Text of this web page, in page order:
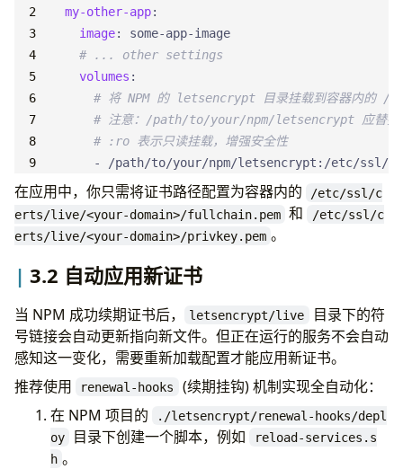
my-other-app:
image:
some-app-image
# ... other settings
volumes :
# 将 NPM 的 letsencrypt 目录挂载到容器内的
# 注意：/path/to/your/npm/letsencrypt 应替换
# :ro 表示只读挂载，增强安全性
- /path/to/your/npm/letsencrypt:/etc/ssl/
在应用中，你只需将证书路径配置为容器内的
/etc/ssl/c
erts/live/<your-domain>/fullchain.pem 和
/etc/ssl/c
erts/live/<your-domain>/privkey.pem 。
3.2 自动应用新证书
当 NPM 成功续期证书后， letsencrypt/live
目录下的符
号链接会自动更新指向新文件。但正在运行的服务不会自动
感知这一变化，需要重新加载配置才能应用新证书。
推荐使用
renewal-hooks
(续期挂钩) 机制实现全自动化：
在 NPM 项目的
./letsencrypt/renewal-hooks/depl
oy
目录下创建一个脚本，例如
reload-services.s
h 。